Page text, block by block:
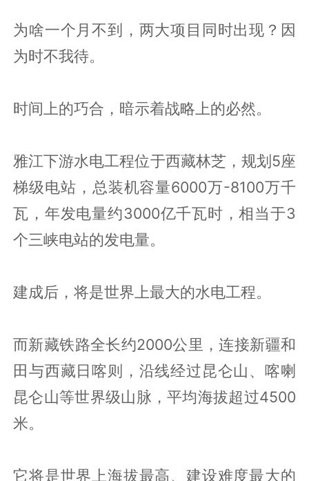
为啥一个月不到，两大项目同时出现？因
为时不我待。
时间上的巧合，暗示着战略上的必然。
雅江下游水电工程位于西藏林芝，规划5座
梯级电站，总装机容量6000万-8100万千
瓦，年发电量约3000亿千瓦时，相当于3
个三峡电站的发电量。
建成后，将是世界上最大的水电工程。
而新藏铁路全长约2000公里，连接新疆和
田与西藏日喀则，沿线经过昆仑山、喀喇
昆仑山等世界级山脉，平均海拔超过4500
米。
它将是世界上海拔最高、建设难度最大的